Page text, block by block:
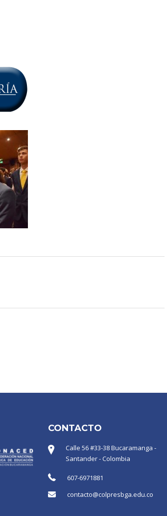
CONTACTO
Calle 56 #33-38 Bucaramanga -
Santander - Colombia
607-6971881
contacto@colpresbga.edu.co